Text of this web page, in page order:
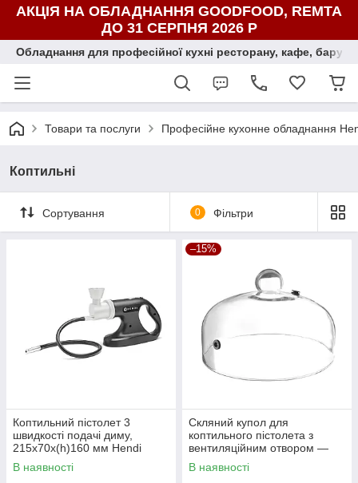
АКЦІЯ НА ОБЛАДНАННЯ GOODFOOD, REMTA
ДО 31 СЕРПНЯ 2026 Р
Обладнання для професійної кухні ресторану, кафе, бару,
Товари та послуги Професійне кухонне обладнання
Коптильні
Сортування 0 Фільтри
Коптильний пістолет 3
швидкості подачі диму,
215x70x(h)160 мм Hendi
В наявності
–15%
Скляний купол для
коптильного пістолета з
вентиляційним отвором —
ø260x (H)174 mm, Hendi
В наявності